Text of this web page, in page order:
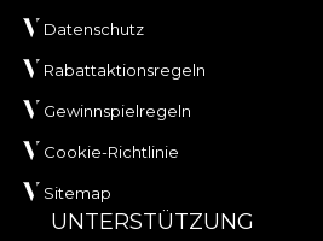
Datenschutz
Rabattaktionsregeln
Gewinnspielregeln
Cookie-Richtlinie
Sitemap
UNTERSTÜTZUNG